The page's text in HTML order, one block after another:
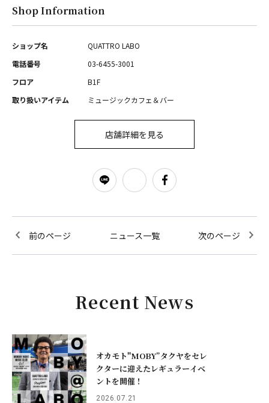
Shop Information
ショップ名
QUATTRO LABO
電話番号
03-6455-3001
フロア
B1F
取り扱いアイテム
ミュージックカフェ＆バー
店舗詳細を見る
前のページ ニュース一覧 次のページ
Recent News
オカモト"MOBY”タクヤをセレ
クターに迎えたレギュラーイベ
ントを開催！
2026.07.21